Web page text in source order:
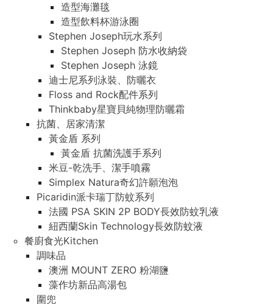
造型海灘毯
造型飲料杯游泳圈
Stephen Joseph玩水系列
Stephen Joseph 防水收納袋
Stephen Joseph 泳鏡
迪士尼系列泳裝、防曬衣
Floss and Rock配件系列
Thinkbaby星寶貝純物理防曬霜
抗菌、居家清潔
黃金盾 系列
黃金盾 抗菌洗護手系列
米豆-乾洗手、潔手噴霧
Simplex Natura奇幻許願泡泡
Picaridin派卡瑞丁防蚊系列
法國 PSA SKIN 2P BODY長效防蚊乳液
紐西蘭Skin Technology長效防蚊液
餐廚食光Kitchen
調味品
澳洲 MOUNT ZERO 粉湖鹽
藻作坊新品高湯包
圍兜